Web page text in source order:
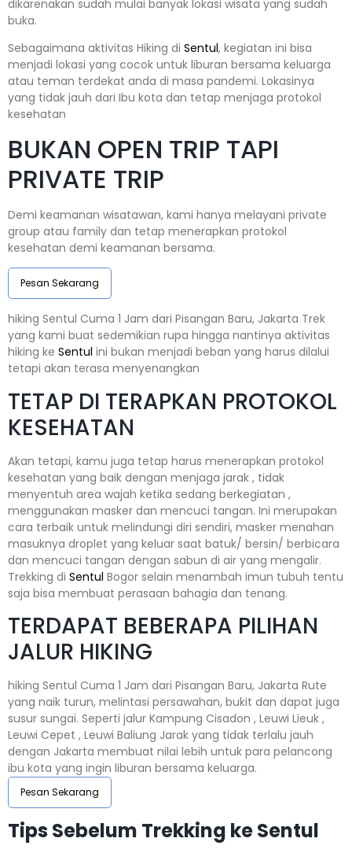
dikarenakan sudah mulai banyak lokasi wisata yang sudah
buka.
Sebagaimana aktivitas Hiking di Sentul, kegiatan ini bisa
menjadi lokasi yang cocok untuk liburan bersama keluarga
atau teman terdekat anda di masa pandemi. Lokasinya
yang tidak jauh dari Ibu kota dan tetap menjaga protokol
kesehatan
BUKAN OPEN TRIP TAPI
PRIVATE TRIP
Demi keamanan wisatawan, kami hanya melayani private
group atau family dan tetap menerapkan protokol
kesehatan demi keamanan bersama.
Pesan Sekarang
hiking Sentul Cuma 1 Jam dari Pisangan Baru, Jakarta Trek
yang kami buat sedemikian rupa hingga nantinya aktivitas
hiking ke Sentul ini bukan menjadi beban yang harus dilalui
tetapi akan terasa menyenangkan
TETAP DI TERAPKAN PROTOKOL
KESEHATAN
Akan tetapi, kamu juga tetap harus menerapkan protokol
kesehatan yang baik dengan menjaga jarak , tidak
menyentuh area wajah ketika sedang berkegiatan ,
menggunakan masker dan mencuci tangan. Ini merupakan
cara terbaik untuk melindungi diri sendiri, masker menahan
masuknya droplet yang keluar saat batuk/ bersin/ berbicara
dan mencuci tangan dengan sabun di air yang mengalir.
Trekking di Sentul Bogor selain menambah imun tubuh tentu
saja bisa membuat perasaan bahagia dan tenang.
TERDAPAT BEBERAPA PILIHAN
JALUR HIKING
hiking Sentul Cuma 1 Jam dari Pisangan Baru, Jakarta Rute
yang naik turun, melintasi persawahan, bukit dan dapat juga
susur sungai. Seperti jalur Kampung Cisadon , Leuwi Lieuk ,
Leuwi Cepet , Leuwi Baliung Jarak yang tidak terlalu jauh
dengan Jakarta membuat nilai lebih untuk para pelancong
ibu kota yang ingin liburan bersama keluarga.
Pesan Sekarang
Tips Sebelum Trekking ke Sentul